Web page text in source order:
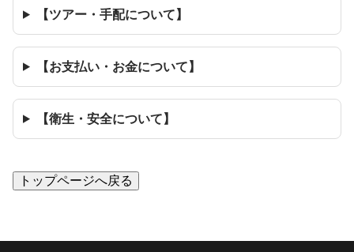
【ツアー・手配について】
【お支払い・お金について】
【衛生・安全について】
トップページへ戻る